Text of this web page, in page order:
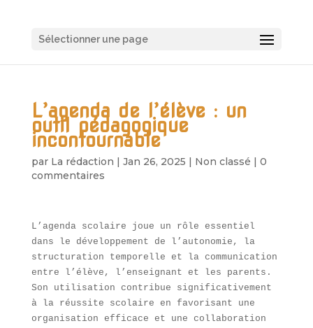
Sélectionner une page
L’agenda de l’élève : un
outil pédagogique
incontournable
par La rédaction | Jan 26, 2025 | Non classé | 0
commentaires
L’agenda scolaire joue un rôle essentiel
dans le développement de l’autonomie, la
structuration temporelle et la communication
entre l’élève, l’enseignant et les parents.
Son utilisation contribue significativement
à la réussite scolaire en favorisant une
organisation efficace et une collaboration